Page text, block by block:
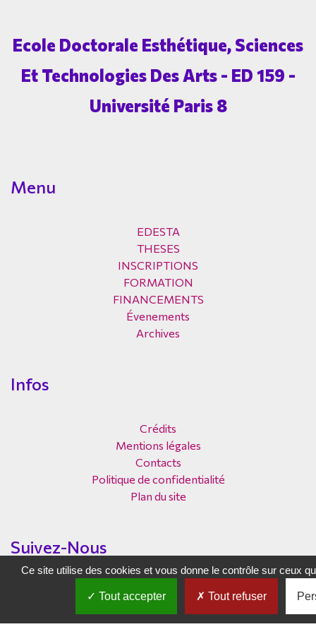
Ecole Doctorale Esthétique, Sciences
Et Technologies Des Arts - ED 159 -
Université Paris 8
Menu
EDESTA
THESES
INSCRIPTIONS
FORMATION
FINANCEMENTS
Évenements
Archives
Infos
Crédits
Mentions légales
Contacts
Politique de confidentialité
Plan du site
Suivez-Nous
Ce site utilise des cookies et vous donne le contrôle sur ceux
Tout accepter Tout refuser